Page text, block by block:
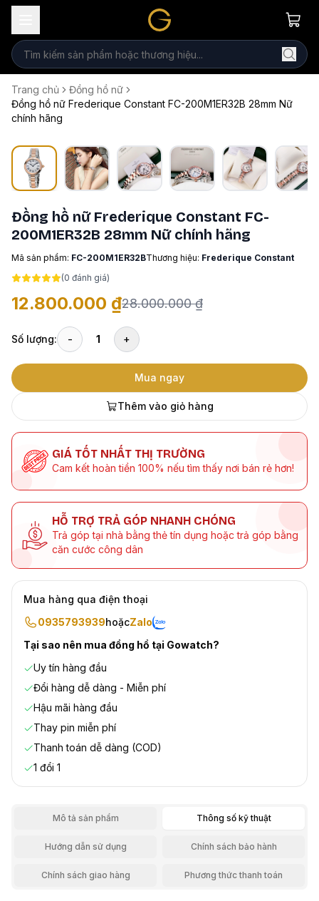
Trang chủ
Đồng hồ nữ
Đồng hồ nữ Frederique Constant FC-200M1ER32B 28mm Nữ
chính hãng
Đồng hồ nữ Frederique Constant FC-
200M1ER32B 28mm Nữ chính hãng
Mã sản phẩm: FC-200M1ER32BThương hiệu: Frederique Constant
(0 đánh giá)
12.800.000 ₫28.000.000 ₫
Số lượng: - 1 +
Mua ngay
Thêm vào giỏ hàng
GIÁ TỐT NHẤT THỊ TRƯỜNG
Cam kết hoàn tiền 100% nếu tìm thấy nơi bán rẻ hơn!
HỖ TRỢ TRẢ GÓP NHANH CHÓNG
Trả góp tại nhà bằng thẻ tín dụng hoặc trả góp bằng
căn cước công dân
Mua hàng qua điện thoại
0935793939hoặcZalo
Tại sao nên mua đồng hồ tại Gowatch?
Uy tín hàng đầu
Đổi hàng dễ dàng - Miễn phí
Hậu mãi hàng đầu
Thay pin miễn phí
Thanh toán dễ dàng (COD)
1 đổi 1
Mô tả sản phẩm Thông số kỹ thuật
Hướng dẫn sử dụng Chính sách bảo hành
Chính sách giao hàng Phương thức thanh toán